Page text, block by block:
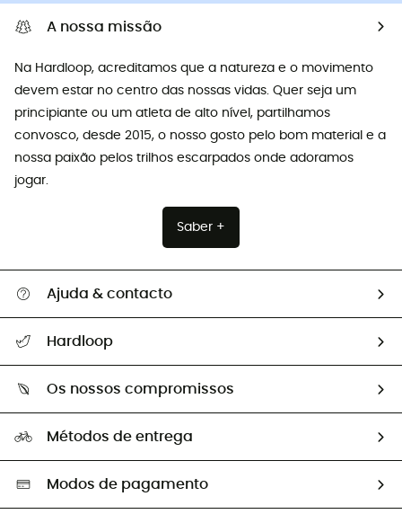
A nossa missão
Na Hardloop, acreditamos que a natureza e o movimento
devem estar no centro das nossas vidas. Quer seja um
principiante ou um atleta de alto nível, partilhamos
convosco, desde 2015, o nosso gosto pelo bom material e a
nossa paixão pelos trilhos escarpados onde adoramos
jogar.
Saber +
Ajuda & contacto
Guia de tamanhos
Trocas & Devoluções
Hardloop
Os nossos embaixadores
Os nossos compromissos
Seleção eco-responsável
Métodos de entrega
Modos de pagamento